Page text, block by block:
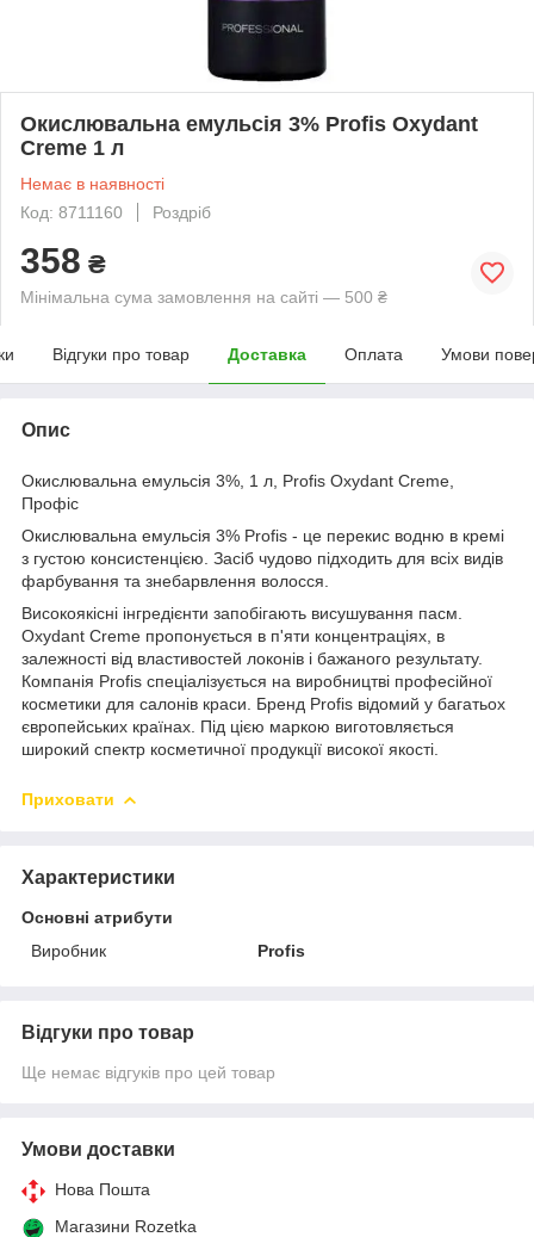
Окислювальна емульсія 3% Profis Oxydant
Creme 1 л
Немає в наявності
Код: 8711160
Роздріб
358 ₴
Мінімальна сума замовлення на сайті — 500 ₴
Відгуки про товар Доставка Оплата Умови
Опис
Окислювальна емульсія 3%, 1 л, Profis Oxydant Creme,
Профіс
Окислювальна емульсія 3% Profis - це перекис водню в кремі
з густою консистенцією. Засіб чудово підходить для всіх видів
фарбування та знебарвлення волосся.
Високоякісні інгредієнти запобігають висушування пасм.
Oxydant Creme пропонується в п'яти концентраціях, в
залежності від властивостей локонів і бажаного результату.
Компанія Profis спеціалізується на виробництві професійної
косметики для салонів краси. Бренд Profis відомий у багатьох
європейських країнах. Під цією маркою виготовляється
широкий спектр косметичної продукції високої якості.
Приховати
Характеристики
Основні атрибути
Виробник
Profis
Відгуки про товар
Ще немає відгуків про цей товар
Умови доставки
Нова Пошта
Магазини Rozetka